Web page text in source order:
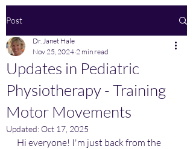
Post
Updates in Pediatric
Physiotherapy - Training
Motor Movements
Dr. Janet Hale
Nov 25, 2024 2 min read
Updated:Oct 17, 2025
Hi everyone! I'm just back from the